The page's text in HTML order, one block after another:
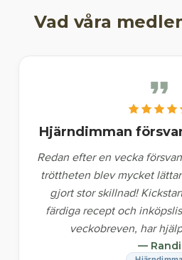
Vad våra
Hjärndimman
Redan efter en vecka
tröttheten blev mycket
gjort stor skillnad!
färdiga recept och
veckobreven, har
— Randi